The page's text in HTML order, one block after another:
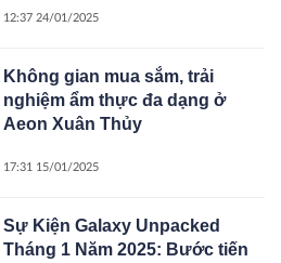
12:37 24/01/2025
Không gian mua sắm, trải
nghiệm ẩm thực đa dạng ở
Aeon Xuân Thủy
17:31 15/01/2025
Sự Kiện Galaxy Unpacked
Tháng 1 Năm 2025: Bước tiến